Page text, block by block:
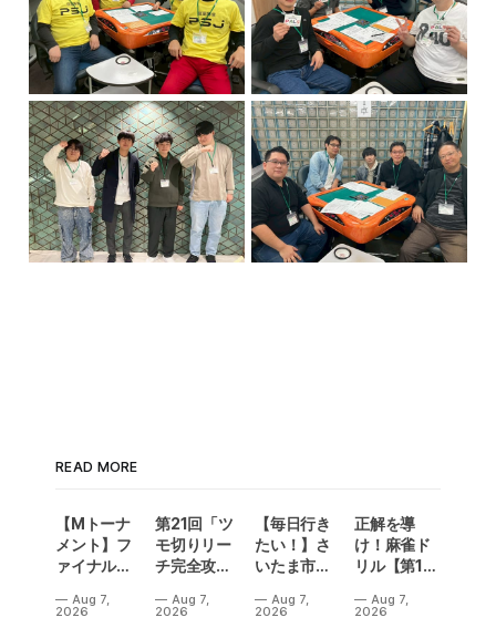
READ MORE
【Mトーナ
メント】フ
ァイナル／2
ニバル！東
Aug 7,
2026
第21回「ツ
モ切りリー
チ完全攻
Aug 7,
2026
【毎日行き
たい！】さ
いたま市に
誕生！？
Aug 7,
2026
正解を導
け！麻雀ド
リル【第14
Aug 7,
2026